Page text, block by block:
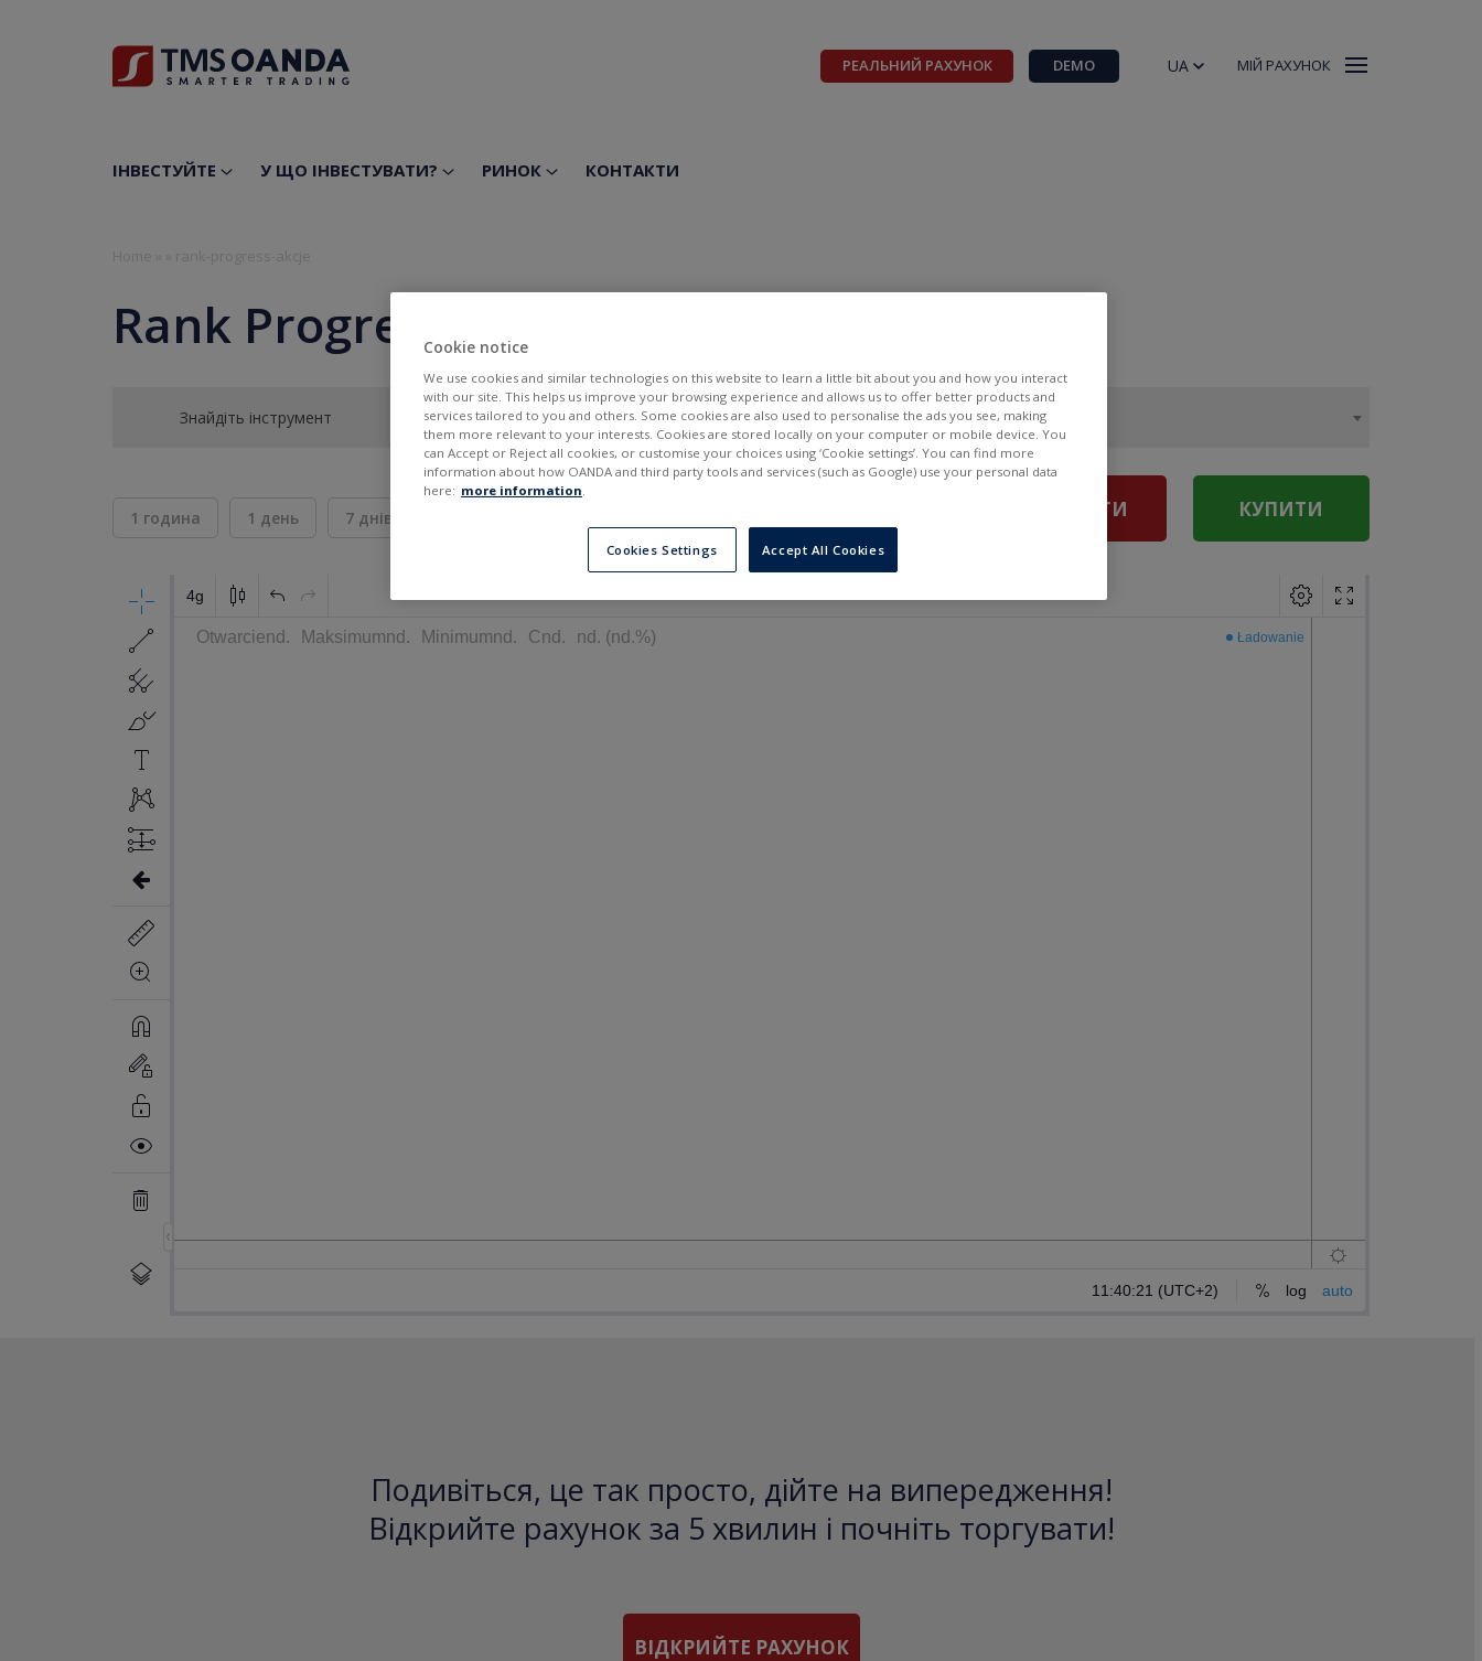
РЕАЛЬНИЙ РАХУНОК DEMO UA МІЙ РАХУНОК
ІНВЕСТУЙТЕ У ЩО ІНВЕСТУВАТИ? РИНОК КОНТАКТИ
Rank Progress SA
Знайдіть інструмент
1 година 1 день 7 днів ПРОДАТИ КУПИТИ
Подивіться, це так просто, дійте на випередження!
Відкрийте рахунок за 5 хвилин і почніть торгувати!
ВІДКРИЙТЕ РАХУНОК
Cookie notice
We use cookies and similar technologies on this website to learn a little bit about you and how you interact
with our site. This helps us improve your browsing experience and allows us to offer better products and
services tailored to you and others. Some cookies are also used to personalise the ads you see, making
them more relevant to your interests. Cookies are stored locally on your computer or mobile device. You
can Accept or Reject all cookies, or customise your choices using ‘Cookie settings’. You can find more
information about how OANDA and third party tools and services (such as Google) use your personal data
here: more information
Cookies Settings Accept All Cookies